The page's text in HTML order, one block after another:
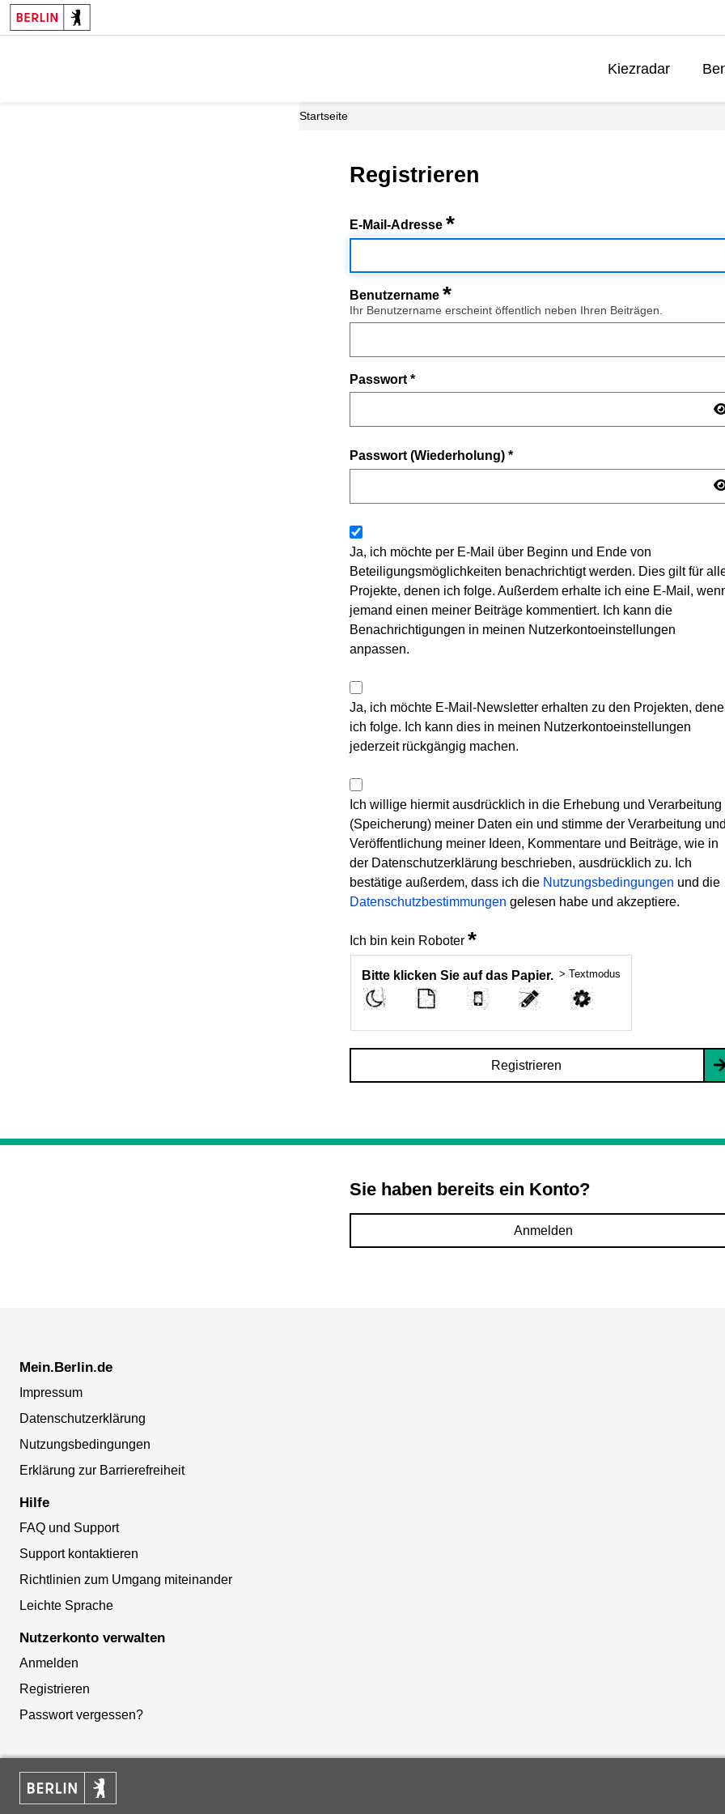
Kiezradar
Startseite
Registrieren
E-Mail-Adresse *
Benutzername *
Ihr Benutzername erscheint öffentlich neben Ihren Beiträgen.
Passwort *
Passwort (Wiederholung) *
Ja, ich möchte per E-Mail über Beginn und Ende von
Beteiligungsmöglichkeiten benachrichtigt werden. Dies gilt für
Projekte, denen ich folge. Außerdem erhalte ich eine E-Mail,
jemand einen meiner Beiträge kommentiert. Ich kann die
Benachrichtigungen in meinen Nutzerkontoeinstellungen
anpassen.
Ja, ich möchte E-Mail-Newsletter erhalten zu den Projekten,
ich folge. Ich kann dies in meinen Nutzerkontoeinstellungen
jederzeit rückgängig machen.
Ich willige hiermit ausdrücklich in die Erhebung und Verarbeitung
(Speicherung) meiner Daten ein und stimme der Verarbeitung und
Veröffentlichung meiner Ideen, Kommentare und Beiträge, wie in
der Datenschutzerklärung beschrieben, ausdrücklich zu. Ich
bestätige außerdem, dass ich die Nutzungsbedingungen und die
Datenschutzbestimmungen gelesen habe und akzeptiere.
Ich bin kein Roboter *
Bitte klicken Sie auf das Papier. > Textmodus
Registrieren
Sie haben bereits ein Konto?
Anmelden
Mein.Berlin.de
Impressum
Datenschutzerklärung
Nutzungsbedingungen
Erklärung zur Barrierefreiheit
Hilfe
FAQ und Support
Support kontaktieren
Richtlinien zum Umgang miteinander
Leichte Sprache
Nutzerkonto verwalten
Anmelden
Registrieren
Passwort vergessen?